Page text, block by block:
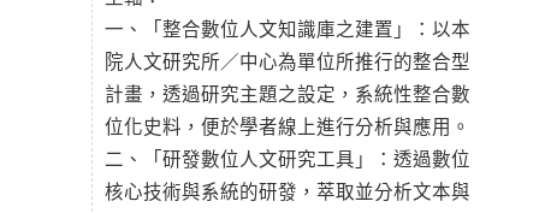
一、「整合數位人文知識庫之建置」：以本
院人文研究所／中心為單位所推行的整合型
計畫，透過研究主題之設定，系統性整合數
位化史料，便於學者線上進行分析與應用。
二、「研發數位人文研究工具」：透過數位
核心技術與系統的研發，萃取並分析文本與